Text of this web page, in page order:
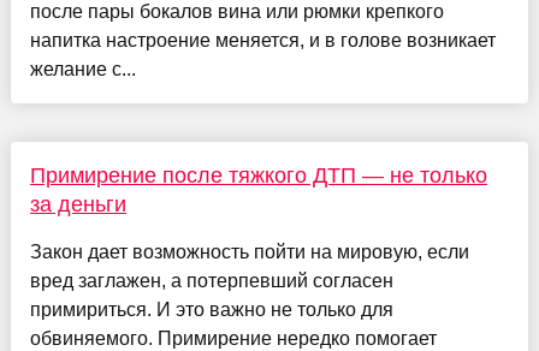
после пары бокалов вина или рюмки крепкого
напитка настроение меняется, и в голове возникает
желание с...
Примирение после тяжкого ДТП — не только
за деньги
Закон дает возможность пойти на мировую, если
вред заглажен, а потерпевший согласен
примириться. И это важно не только для
обвиняемого. Примирение нередко помогает